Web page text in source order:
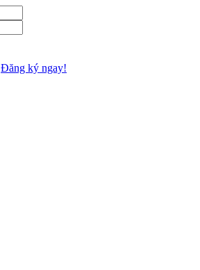
Đăng ký ngay!